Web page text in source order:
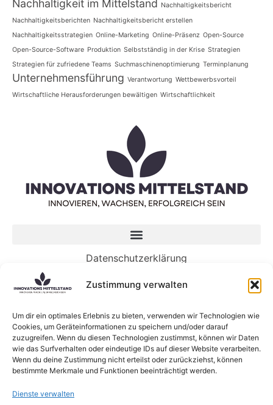
Zustimmung verwalten
Um dir ein optimales Erlebnis zu bieten, verwenden wir Technologien wie
Cookies, um Geräteinformationen zu speichern und/oder darauf
zuzugreifen. Wenn du diesen Technologien zustimmst, können wir Daten
wie das Surfverhalten oder eindeutige IDs auf dieser Website verarbeiten.
Wenn du deine Zustimmung nicht erteilst oder zurückziehst, können
bestimmte Merkmale und Funktionen beeinträchtigt werden.
Dienste verwalten
Nachhaltigkeit im Mittelstand Nachhaltigkeitsbericht
Nachhaltigkeitsberichten Nachhaltigkeitsbericht erstellen
Nachhaltigkeitsstrategien Online-Marketing Online-Präsenz Open-Source
Open-Source-Software Produktion Selbstständig in der Krise Strategien
Strategien für zufriedene Teams Suchmaschinenoptimierung Terminplanung
Unternehmensführung Verantwortung Wettbewerbsvorteil
Wirtschaftliche Herausforderungen bewältigen Wirtschaftlichkeit
Datenschutzerklärung
Die KI-gesteuerte Zukunft der Arbeit benötigt
Menschen mehr denn je
5 Wege, wie Genossenschaften die Zukunft von
KI gestalten können